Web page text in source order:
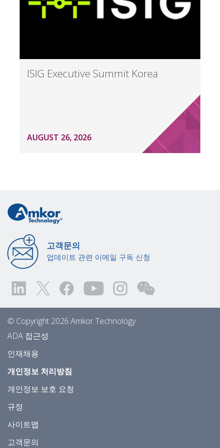
ISIG Executive Summit Korea
AUGUST 26, 2026
고객문의
업데이트 관련 이메일 구독 신청
© Copyright 2026 Amkor Technology
ADA 접근성
인재채용
개인정보 처리방침
개인정보 보호 요청
규정
사이트맵
고객문의